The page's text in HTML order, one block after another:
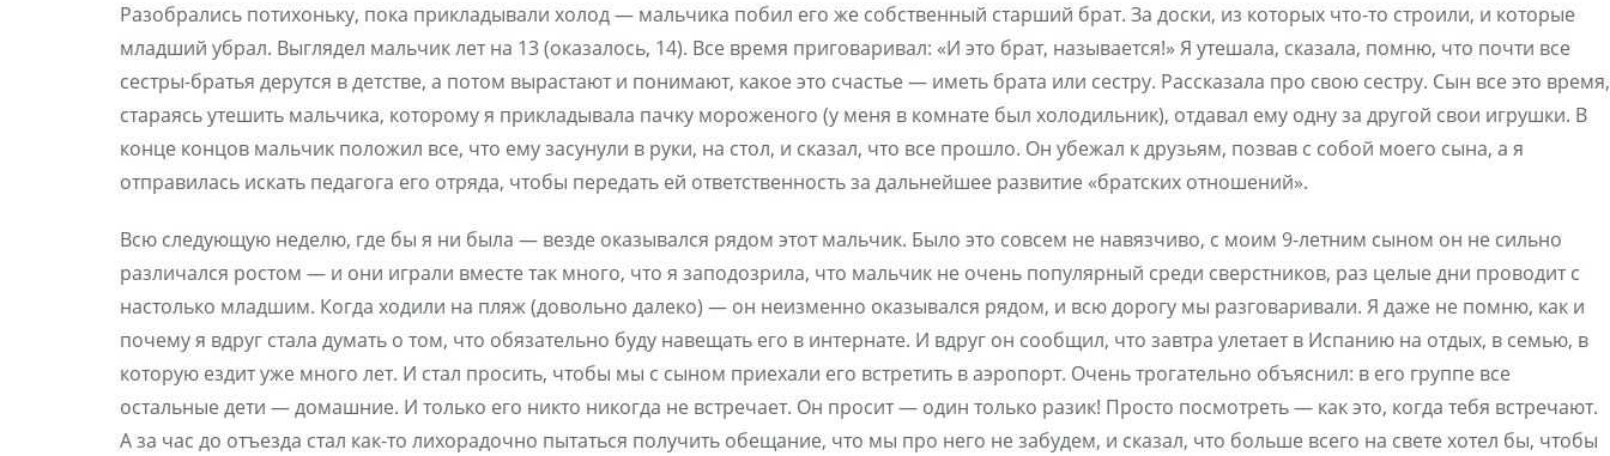
Разобрались потихоньку, пока прикладывали холод — мальчика побил его же собственный старший брат. За доски, из которых что-то строили, и которые
младший убрал. Выглядел мальчик лет на 13 (оказалось, 14). Все время приговаривал: «И это брат, называется!» Я утешала, сказала, помню, что почти все
сестры-братья дерутся в детстве, а потом вырастают и понимают, какое это счастье — иметь брата или сестру. Рассказала про свою сестру. Сын все это время,
стараясь утешить мальчика, которому я прикладывала пачку мороженого (у меня в комнате был холодильник), отдавал ему одну за другой свои игрушки. В
конце концов мальчик положил все, что ему засунули в руки, на стол, и сказал, что все прошло. Он убежал к друзьям, позвав с собой моего сына, а я
отправилась искать педагога его отряда, чтобы передать ей ответственность за дальнейшее развитие «братских отношений».
Всю следующую неделю, где бы я ни была — везде оказывался рядом этот мальчик. Было это совсем не навязчиво, с моим 9-летним сыном он не сильно
различался ростом — и они играли вместе так много, что я заподозрила, что мальчик не очень популярный среди сверстников, раз целые дни проводит с
настолько младшим. Когда ходили на пляж (довольно далеко) — он неизменно оказывался рядом, и всю дорогу мы разговаривали. Я даже не помню, как и
почему я вдруг стала думать о том, что обязательно буду навещать его в интернате. И вдруг он сообщил, что завтра улетает в Испанию на отдых, в семью, в
которую ездит уже много лет. И стал просить, чтобы мы с сыном приехали его встретить в аэропорт. Очень трогательно объяснил: в его группе все
остальные дети — домашние. И только его никто никогда не встречает. Он просит — один только разик! Просто посмотреть — как это, когда тебя встречают.
А за час до отъезда стал как-то лихорадочно пытаться получить обещание, что мы про него не забудем, и сказал, что больше всего на свете хотел бы, чтобы